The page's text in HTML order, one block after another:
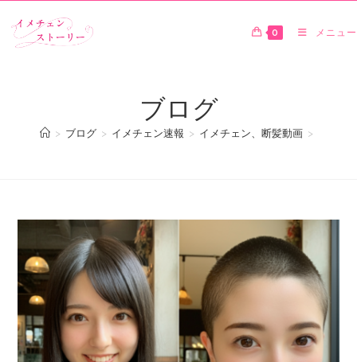
0 メニュー
ブログ
> ブログ > イメチェン速報 > イメチェン、断髪動画 >